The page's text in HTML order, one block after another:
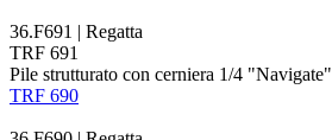
36.F691 | Regatta
TRF 691
Pile strutturato con cerniera 1/4 "Navigate"
TRF 690